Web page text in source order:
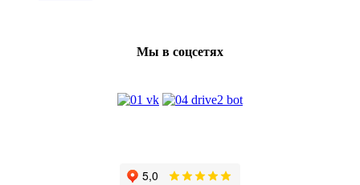
Мы в соцсетях